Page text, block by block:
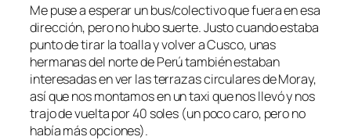
Me puse a esperar un bus/colectivo que fuera en esa
dirección, pero no hubo suerte. Justo cuando estaba
punto de tirar la toalla y volver a Cusco, unas
hermanas del norte de Perú también estaban
interesadas en ver las terrazas circulares de Moray,
así que nos montamos en un taxi que nos llevó y nos
trajo de vuelta por 40 soles (un poco caro, pero no
había más opciones).